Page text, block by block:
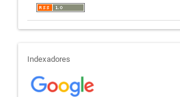
indexadores
Indexadores